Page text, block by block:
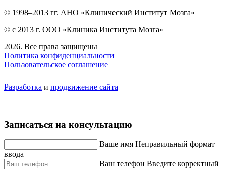
© 1998–2013 гг. АНО «Клинический Институт Мозга»
© с 2013 г. ООО «Клиника Института Мозга»
2026. Все права защищены
Политика конфиденциальности
Пользовательское соглашение
Разработка и продвижение сайта
Записаться на консультацию
Ваше имя Неправильный формат
ввода
Ваш телефон Введите корректный